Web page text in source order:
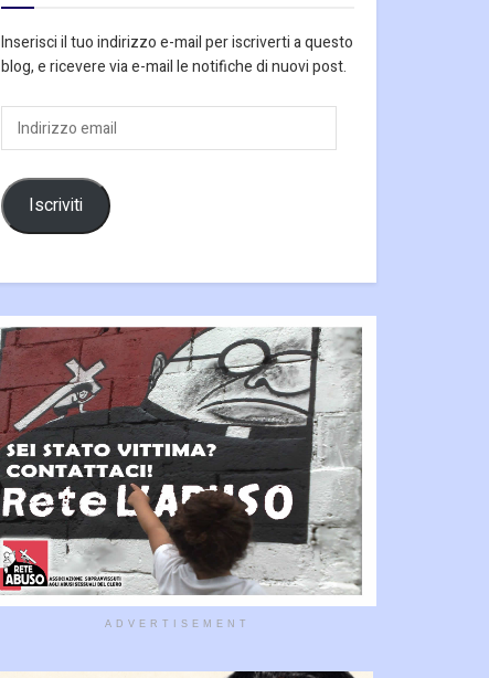
Inserisci il tuo indirizzo e-mail per iscriverti a questo
blog, e ricevere via e-mail le notifiche di nuovi post.
Indirizzo
email
Iscriviti
ADVERTISEMENT